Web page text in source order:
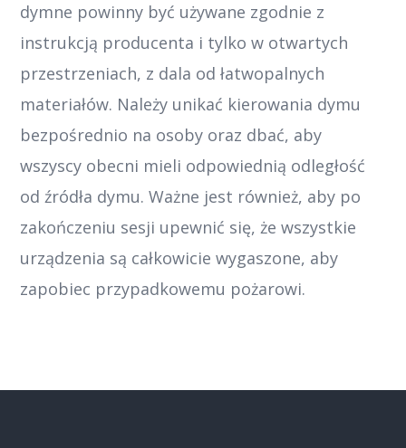
dymne powinny być używane zgodnie z
instrukcją producenta i tylko w otwartych
przestrzeniach, z dala od łatwopalnych
materiałów. Należy unikać kierowania dymu
bezpośrednio na osoby oraz dbać, aby
wszyscy obecni mieli odpowiednią odległość
od źródła dymu. Ważne jest również, aby po
zakończeniu sesji upewnić się, że wszystkie
urządzenia są całkowicie wygaszone, aby
zapobiec przypadkowemu pożarowi.